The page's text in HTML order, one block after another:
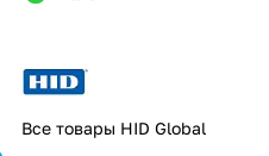
Все товары HID Global